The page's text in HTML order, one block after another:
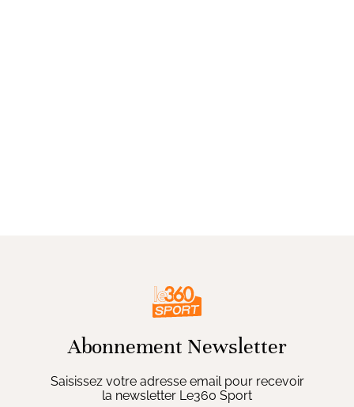
Abonnement Newsletter
Saisissez votre adresse email pour recevoir
la newsletter Le360 Sport